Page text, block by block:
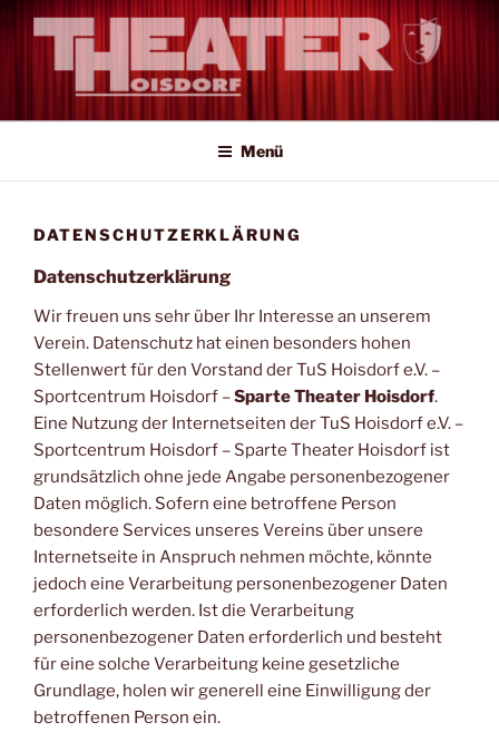
Zum
Inhalt
springen
Amateur-Theater auf Profi-Niveau
Menü
DATENSCHUTZERKLÄRUNG
Datenschutzerklärung
Wir freuen uns sehr über Ihr Interesse an unserem
Verein. Datenschutz hat einen besonders hohen
Stellenwert für den Vorstand der TuS Hoisdorf e.V. –
Sportcentrum Hoisdorf –Sparte Theater Hoisdorf.
Eine Nutzung der Internetseiten der TuS Hoisdorf e.V. –
Sportcentrum Hoisdorf – Sparte Theater Hoisdorf ist
grundsätzlich ohne jede Angabe personenbezogener
Daten möglich. Sofern eine betroffene Person
besondere Services unseres Vereins über unsere
Internetseite in Anspruch nehmen möchte, könnte
jedoch eine Verarbeitung personenbezogener Daten
erforderlich werden. Ist die Verarbeitung
personenbezogener Daten erforderlich und besteht
für eine solche Verarbeitung keine gesetzliche
Grundlage, holen wir generell eine Einwilligung der
betroffenen Person ein.